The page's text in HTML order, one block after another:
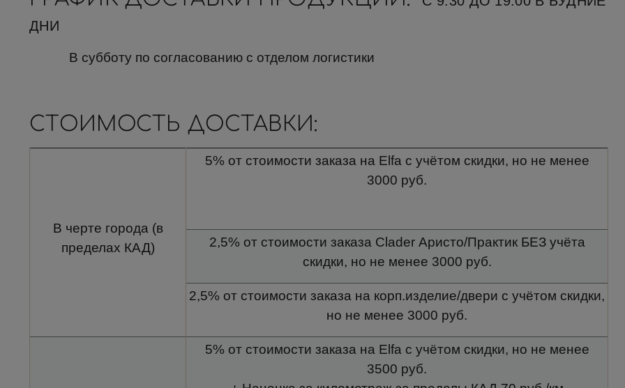
ДНИ
В субботу по согласованию с отделом логистики
СТОИМОСТЬ ДОСТАВКИ:
В черте города (в
пределах КАД)
5% от стоимости заказа на Elfa с учётом скидки, но не менее
3000 руб.
2,5% от стоимости заказа Clader Аристо/Практик БЕЗ учёта
скидки, но не менее 3000 руб.
2,5% от стоимости заказа на корп.изделие/двери с учётом скидки,
но не менее 3000 руб.
5% от стоимости заказа на Elfa с учётом скидки, но не менее
3500 руб.